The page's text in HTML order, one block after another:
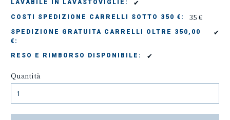
LAVABILE IN LAVASTOVIGLIE: ✔
COSTI SPEDIZIONE CARRELLI SOTTO 350 €: 35 €
SPEDIZIONE GRATUITA CARRELLI OLTRE 350,00
€:
✔
RESO E RIMBORSO DISPONIBILE: ✔
Quantità